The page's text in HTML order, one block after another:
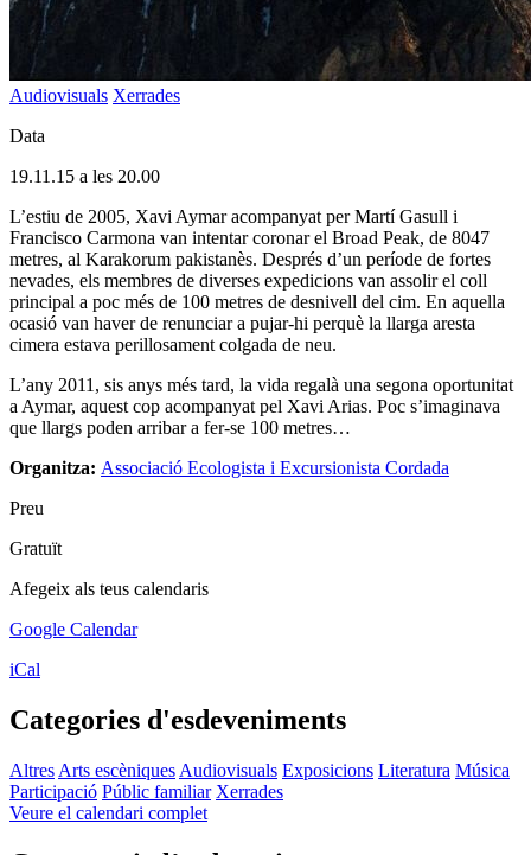
Audiovisuals Xerrades
Data
19.11.15 a les 20.00
L’estiu de 2005, Xavi Aymar acompanyat per Martí Gasull i
Francisco Carmona van intentar coronar el Broad Peak, de 8047
metres, al Karakorum pakistanès. Després d’un període de fortes
nevades, els membres de diverses expedicions van assolir el coll
principal a poc més de 100 metres de desnivell del cim. En aquella
ocasió van haver de renunciar a pujar-hi perquè la llarga aresta
cimera estava perillosament colgada de neu.
L’any 2011, sis anys més tard, la vida regalà una segona oportunitat
a Aymar, aquest cop acompanyat pel Xavi Arias. Poc s’imaginava
que llargs poden arribar a fer-se 100 metres…
Organitza: Associació Ecologista i Excursionista Cordada
Preu
Gratuït
Afegeix als teus calendaris
Google Calendar
iCal
Categories d'esdeveniments
Altres Arts escèniques Audiovisuals Exposicions Literatura Música
Participació Públic familiar Xerrades
Veure el calendari complet